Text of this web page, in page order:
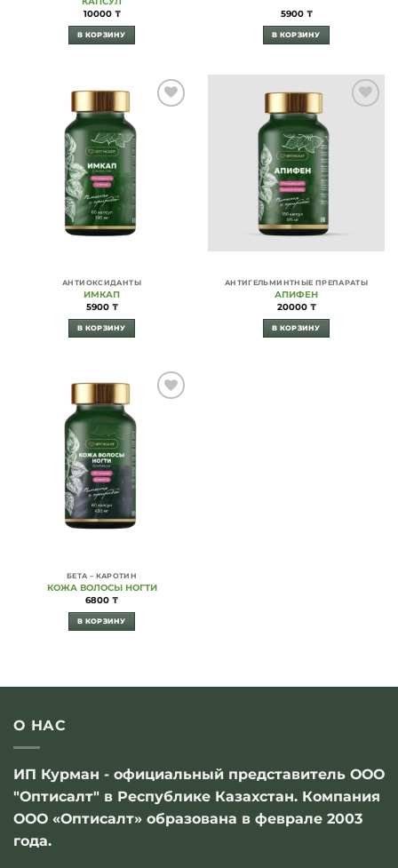
10000 ₸
В КОРЗИНУ
5900 ₸
В КОРЗИНУ
Wishlist
АНТИОКСИДАНТЫ
ИМКАП
5900 ₸
В КОРЗИНУ
АНТИГЕЛЬМИНТНЫЕ ПРЕПАРАТЫ
АПИФЕН
20000 ₸
В КОРЗИНУ
Wishlist
БЕТА – КАРОТИН
КОЖА ВОЛОСЫ НОГТИ
6800 ₸
В КОРЗИНУ
О НАС
ИП Курман - официальный представитель ООО
"Оптисалт" в Республике Казахстан. Компания
ООО «Оптисалт» образована в феврале 2003
года.